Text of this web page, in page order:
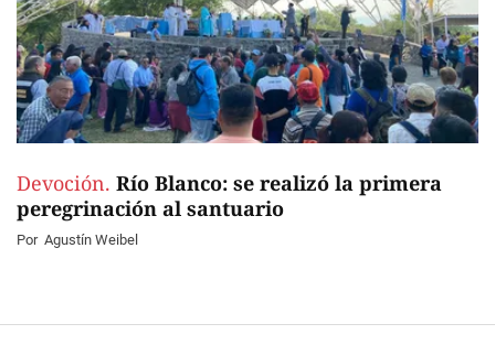
Devoción. Río Blanco: se realizó la primera
peregrinación al santuario
Por Agustín Weibel